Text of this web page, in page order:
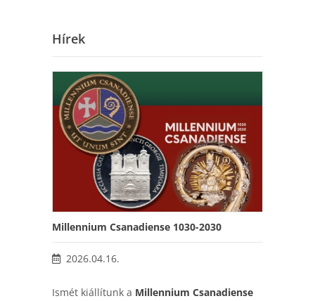
Hírek
Millennium Csanadiense 1030-2030
2026.04.16.
Ismét kiállítunk a Millennium Csanadiense